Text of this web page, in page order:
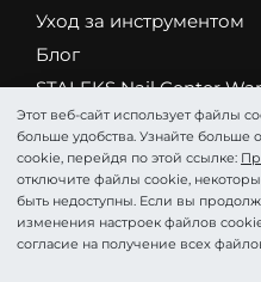
Уход за инструментом
Блог
STALEKS Nail Center
STALEKS Service Center
Каталог
Абразивы
Ножницы
Этот веб-сайт использует файлы
больше удобства. Узнайте
cookie, перейдя по этой ссылке:
отключите файлы cookie,
быть недоступны. Если вы
изменения настроек файлов
согласие на получение всех